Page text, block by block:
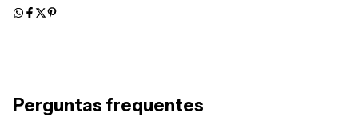
Perguntas frequentes